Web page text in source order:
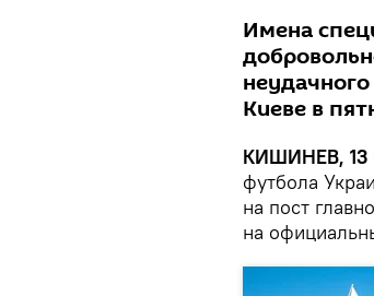
Имена
Киеве в
КИШИНЕВ, 13
футбола
на пост
на